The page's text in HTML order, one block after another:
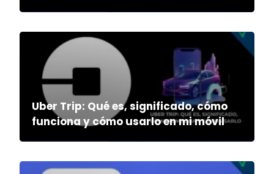
Uber Trip: Qué es, significado, cómo
funciona y cómo usarlo en mi móvil